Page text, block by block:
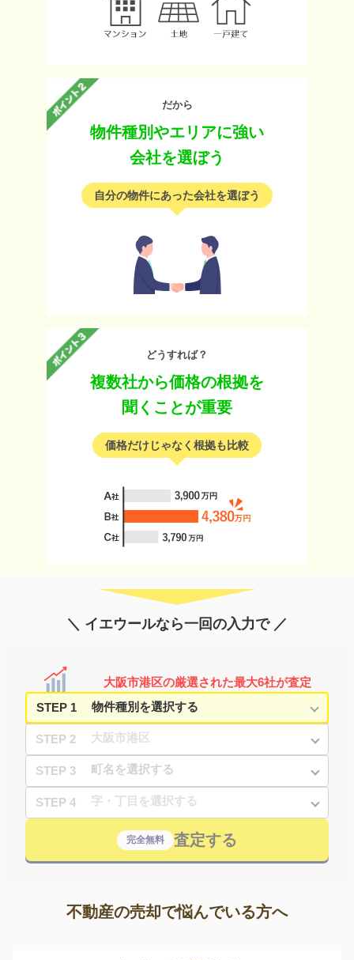
だから
物件種別やエリアに強い
会社を選ぼう
自分の物件にあった会社を選ぼう
どうすれば？
複数社から価格の根拠を
聞くことが重要
価格だけじゃなく根拠も比較
＼ イエウールなら一回の入力で ／
大阪市港区の厳選された最大6社が査定
STEP 1
STEP 2
STEP 3
STEP 4
完全無料 査定する
不動産の売却で悩んでいる方へ